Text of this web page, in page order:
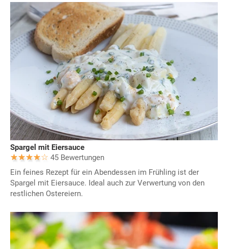
Spargel mit Eiersauce
45 Bewertungen
Ein feines Rezept für ein Abendessen im Frühling ist der
Spargel mit Eiersauce. Ideal auch zur Verwertung von den
restlichen Ostereiern.